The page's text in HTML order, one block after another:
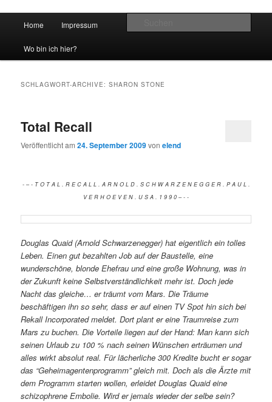
vidgames.de
Zum Inhalt wechseln
Zum sekundären Inhalt wechseln
Home Impressum
Wo bin ich hier?
SCHLAGWORT-ARCHIVE:SHARON STONE
Total Recall
Veröffentlicht am24. September 2009vonelend
- – - T O T A L . R E C A L L . A R N O L D . S C H W A R Z E N E G G E R . P A U L .
V E R H O E V E N . U S A . 1 9 9 0 – - -
Douglas Quaid (Arnold Schwarzenegger) hat eigentlich ein tolles
Leben. Einen gut bezahlten Job auf der Baustelle, eine
wunderschöne, blonde Ehefrau und eine große Wohnung, was in
der Zukunft keine Selbstverständlichkeit mehr ist. Doch jede
Nacht das gleiche… er träumt vom Mars. Die Träume
beschäftigen ihn so sehr, dass er auf einen TV Spot hin sich bei
Rekall Incorporated meldet. Dort plant er eine Traumreise zum
Mars zu buchen. Die Vorteile liegen auf der Hand: Man kann sich
seinen Urlaub zu 100 % nach seinen Wünschen erträumen und
alles wirkt absolut real. Für lächerliche 300 Kredite bucht er sogar
das “Geheimagentenprogramm” gleich mit. Doch als die Ärzte mit
dem Programm starten wollen, erleidet Douglas Quaid eine
schizophrene Embolie. Wird er jemals wieder der selbe sein?